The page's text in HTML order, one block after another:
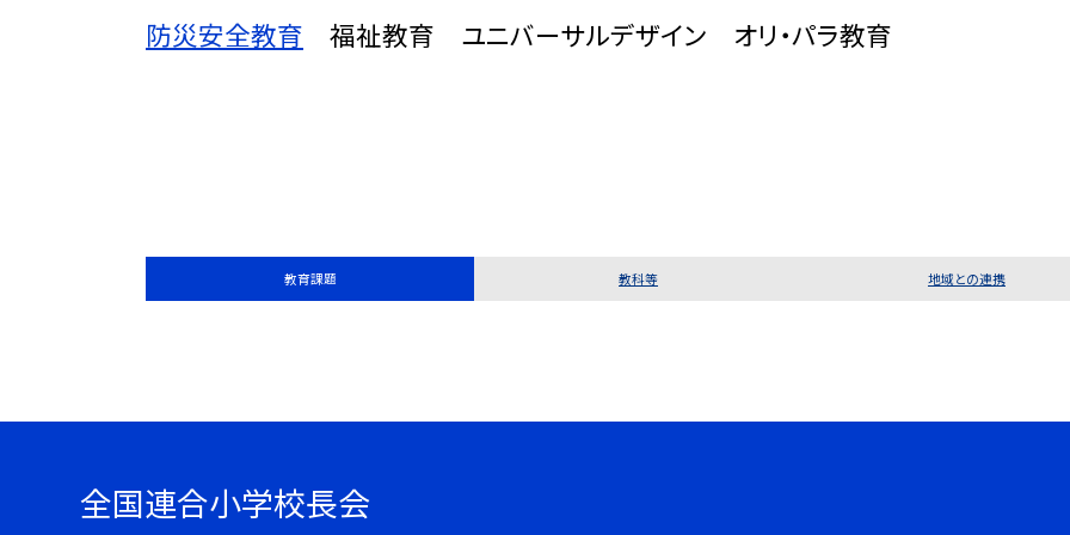
防災安全教育 福祉教育 ユニバーサルデザイン オリ・パラ教育
教育課題 教科等 地域との連携
全国連合小学校長会